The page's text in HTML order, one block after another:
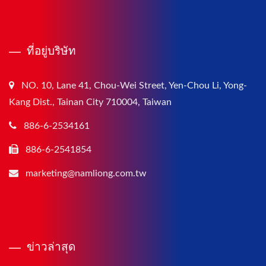
ที่อยู่บริษัท
NO. 10, Lane 41, Chou-Wei Street, Yen-Chou Li, Yong-
Kang Dist., Tainan City 710004, Taiwan
886-6-2534161
886-6-2541854
marketing@namliong.com.tw
ข่าวล่าสุด